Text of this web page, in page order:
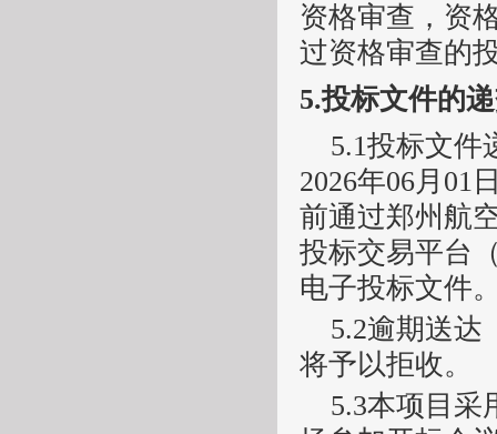
资格审查，资
过资格审查的
5.投标文件的
5.1投标文件
2026年06月 01
前通过郑州航
投标交易平台
电子投标文件
5.2逾期送达
将予以拒收。
5.3本项目采